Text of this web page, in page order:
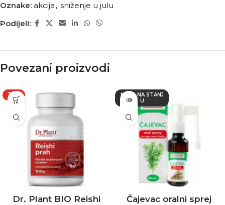
Oznake: akcija , sniženje u julu
Podijeli:
Povezani proizvodi
TOP
Dr. Plant BIO Reishi
NEMA NA STANJ
U
Čajevac oralni sprej